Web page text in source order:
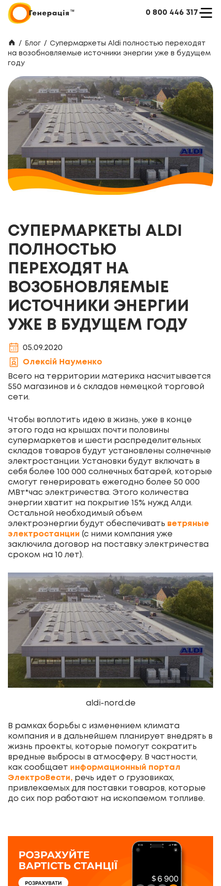
0 800 446 317
/ Блог / Супермаркеты Aldi полностью переходят
на возобновляемые источники энергии уже в будущем
году
СУПЕРМАРКЕТЫ ALDI
ПОЛНОСТЬЮ
ПЕРЕХОДЯТ НА
ВОЗОБНОВЛЯЕМЫЕ
ИСТОЧНИКИ ЭНЕРГИИ
УЖЕ В БУДУЩЕМ ГОДУ
05.09.2020
Олексій Науменко
Всего на территории материка насчитывается
550 магазинов и 6 складов немецкой торговой
сети.
Чтобы воплотить идею в жизнь, уже в конце
этого года на крышах почти половины
супермаркетов и шести распределительных
складов товаров будут установлены солнечные
электростанции. Установки будут включать в
себя более 100 000 солнечных батарей, которые
смогут генерировать ежегодно более 50 000
МВт*час электричества. Этого количества
энергии хватит на покрытие 15% нужд Алди.
Остальной необходимый объем
электроэнергии будут обеспечивать ветряные
электростанции (с ними компания уже
заключила договор на поставку электричества
сроком на 10 лет).
aldi-nord.de
В рамках борьбы с изменением климата
компания и в дальнейшем планирует внедрять в
жизнь проекты, которые помогут сократить
вредные выбросы в атмосферу. В частности,
как сообщает информационный портал
ЭлектроВести, речь идет о грузовиках,
привлекаемых для поставки товаров, которые
до сих пор работают на ископаемом топливе.